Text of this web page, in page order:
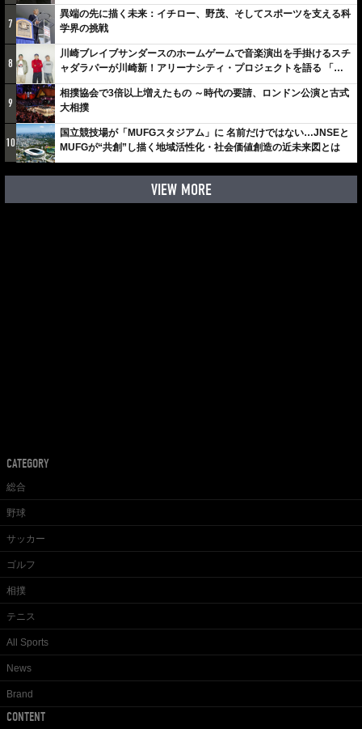
7
異端の先に描く未来：イチロー、野茂、そしてスポーツを支える科
学界の挑戦
8
川崎ブレイブサンダースのホームゲームで音楽演出を手掛けるスチ
ャダラパーが川崎新！アリーナシティ・プロジェクトを語る 「楽
しみでしかないでしょ。川崎は、ずっと成長曲線だから」
9
相撲協会で3倍以上増えたもの ～時代の要請、ロンドン公演と古式
大相撲
10
国立競技場が「MUFGスタジアム」に 名前だけではない…JNSEと
MUFGが“共創”し描く地域活性化・社会価値創造の近未来図とは
VIEW MORE
CATEGORY
総合
野球
サッカー
ゴルフ
相撲
テニス
All Sports
News
Brand
CONTENT